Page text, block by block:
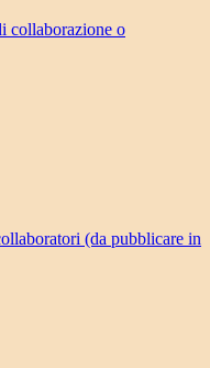
collaborazione o
(da pubblicare in